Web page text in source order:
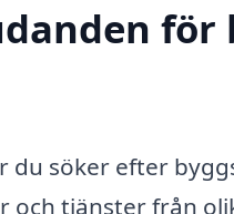
söker efter
och tjänster från